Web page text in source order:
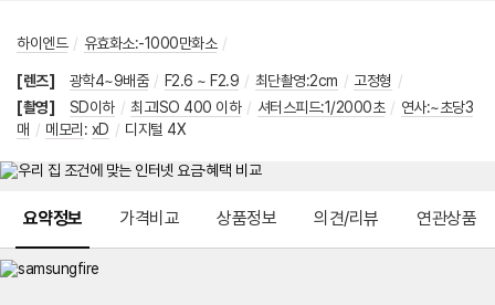
하이엔드 / 유효화소:-1000만화소 /
[렌즈] 광학4~9배줌 / F2.6 ~ F2.9 / 최단촬영:2cm / 고정형 /
[촬영]
SD이하 / 최고ISO 400 이하 / 셔터스피드:1/2000초 / 연사:~초당3
매 / 메모리 : xD / 디지털 4X
요약정보 가격비교 상품정보 의견/리뷰 연관상품